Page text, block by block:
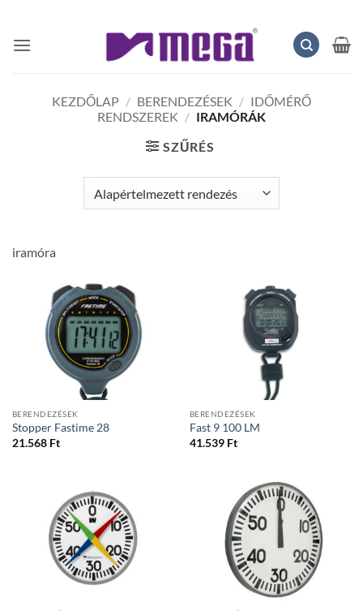
content
KEZDŐLAP / BERENDEZÉSEK / IDŐMÉRŐ
RENDSZEREK / IRAMÓRÁK
SZŰRÉS
iramóra
BERENDEZÉSEK
Stopper Fastime 28
21.568 Ft
BERENDEZÉSEK
Fast 9 100 LM
41.539 Ft